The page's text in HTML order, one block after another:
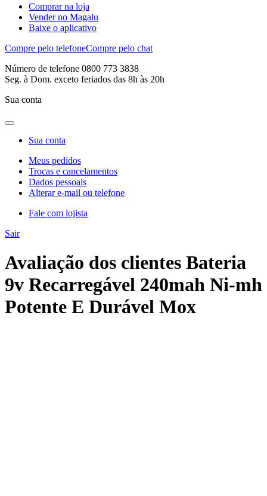
Comprar na loja
Vender no Magalu
Baixe o aplicativo
Compre pelo telefoneCompre pelo chat
Número de telefone 0800 773 3838
Seg. à Dom. exceto feriados das 8h às 20h
Sua conta
Sua conta
Meus pedidos
Trocas e cancelamentos
Dados pessoais
Alterar e-mail ou telefone
Fale com lojista
Sair
Avaliação dos clientes Bateria
9v Recarregável 240mah Ni-mh
Potente E Durável Mox